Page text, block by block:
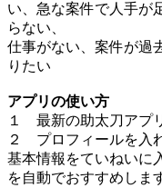
い、急な案件で人手が
らない、
仕事がない、案件が過
りたい
アプリの使い方
１ 最新の助太刀アプ
２ プロフィールを入
基本情報をていねいに
を自動でおすすめしま